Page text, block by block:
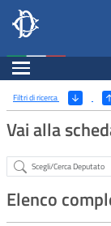
Deputati,
Salta al contenuto
Salta al menu di
Espandi
Ricerca
Filtri di ricerca (Apri/Chiudi
Vai alla
Abstract
Elenco
Navigazione
Fine pagina
Salta al contenuto
Salta al menu di
Vai a inizio pagina